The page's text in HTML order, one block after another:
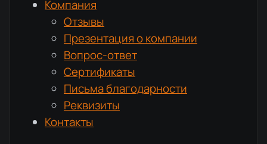
Компания
Отзывы
Презентация о компании
Вопрос-ответ
Сертификаты
Письма благодарности
Реквизиты
Контакты